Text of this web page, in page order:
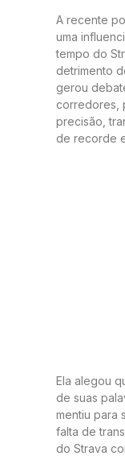
A recente
uma
tempo do
detrimento
gerou
corredores,
precisão,
de recorde
Ela alegou
de suas
mentiu para
falta de
do Strava